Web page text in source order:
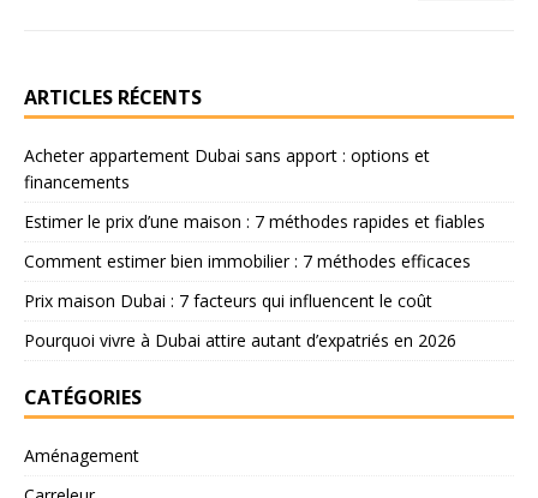
ARTICLES RÉCENTS
Acheter appartement Dubai sans apport : options et
financements
Estimer le prix d’une maison : 7 méthodes rapides et fiables
Comment estimer bien immobilier : 7 méthodes efficaces
Prix maison Dubai : 7 facteurs qui influencent le coût
Pourquoi vivre à Dubai attire autant d’expatriés en 2026
CATÉGORIES
Aménagement